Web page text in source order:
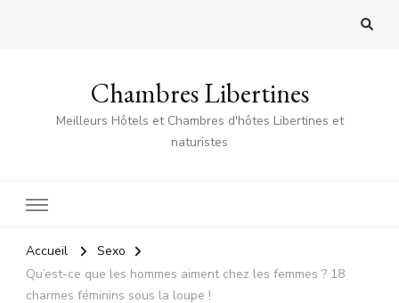
Chambres Libertines
Meilleurs Hôtels et Chambres d'hôtes Libertines et
naturistes
Accueil
Sexo
Qu’est-ce que les hommes aiment chez les femmes ? 18
charmes féminins sous la loupe !